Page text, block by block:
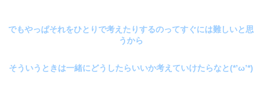
でもやっぱそれをひとりで考えたりするのってすぐには難しいと思
うから
そういうときは一緒にどうしたらいいか考えていけたらなと(*’ω’*)